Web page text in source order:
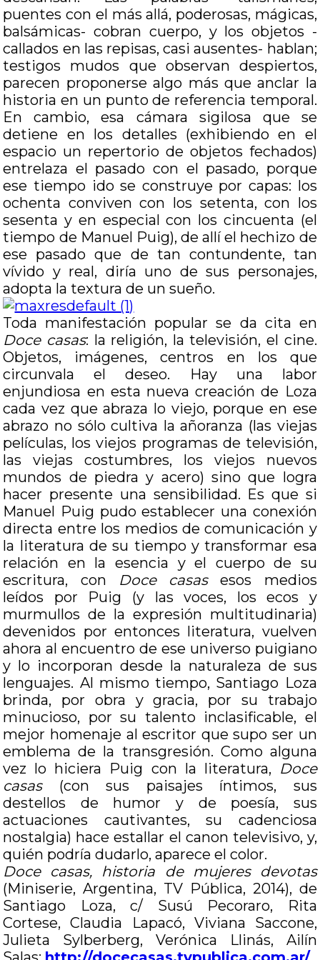
puentes con el más allá, poderosas, mágicas,
balsámicas- cobran cuerpo, y los objetos -
callados en las repisas, casi ausentes- hablan;
testigos mudos que observan despiertos,
parecen proponerse algo más que anclar la
historia en un punto de referencia temporal.
En cambio, esa cámara sigilosa que se
detiene en los detalles (exhibiendo en el
espacio un repertorio de objetos fechados)
entrelaza el pasado con el pasado, porque
ese tiempo ido se construye por capas: los
ochenta conviven con los setenta, con los
sesenta y en especial con los cincuenta (el
tiempo de Manuel Puig), de allí el hechizo de
ese pasado que de tan contundente, tan
vívido y real, diría uno de sus personajes,
adopta la textura de un sueño.
Toda manifestación popular se da cita en
Doce casas: la religión, la televisión, el cine.
Objetos, imágenes, centros en los que
circunvala el deseo. Hay una labor
enjundiosa en esta nueva creación de Loza
cada vez que abraza lo viejo, porque en ese
abrazo no sólo cultiva la añoranza (las viejas
películas, los viejos programas de televisión,
las viejas costumbres, los viejos nuevos
mundos de piedra y acero) sino que logra
hacer presente una sensibilidad. Es que si
Manuel Puig pudo establecer una conexión
directa entre los medios de comunicación y
la literatura de su tiempo y transformar esa
relación en la esencia y el cuerpo de su
escritura, con Doce casasesos medios
leídos por Puig (y las voces, los ecos y
murmullos de la expresión multitudinaria)
devenidos por entonces literatura, vuelven
ahora al encuentro de ese universo puigiano
y lo incorporan desde la naturaleza de sus
lenguajes. Al mismo tiempo, Santiago Loza
brinda, por obra y gracia, por su trabajo
minucioso, por su talento inclasificable, el
mejor homenaje al escritor que supo ser un
emblema de la transgresión. Como alguna
vez lo hiciera Puig con la literatura, Doce
casas(con sus paisajes íntimos, sus
destellos de humor y de poesía, sus
actuaciones cautivantes, su cadenciosa
nostalgia) hace estallar el canon televisivo, y,
quién podría dudarlo, aparece el color.
Doce casas, historia de mujeres devotas
(Miniserie, Argentina, TV Pública, 2014), de
Santiago Loza, c/ Susú Pecoraro, Rita
Cortese, Claudia Lapacó, Viviana Saccone,
Julieta Sylberberg, Verónica Llinás, Ailín